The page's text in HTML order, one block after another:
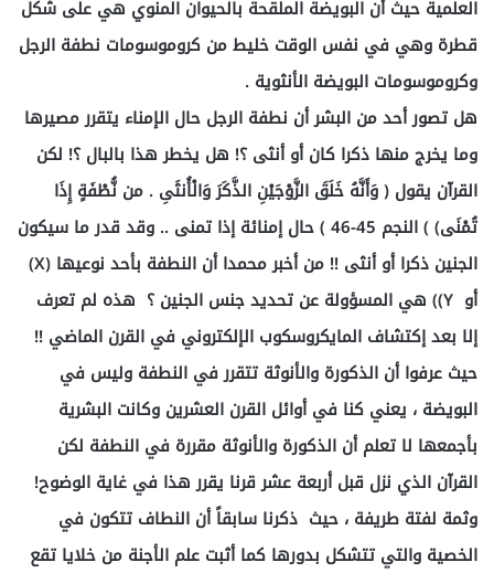
العلمية حيث أن البويضة الملقحة بالحيوان المنوي هي على شكل
قطرة وهي في نفس الوقت خليط من كروموسومات نطفة الرجل
وكروموسومات البويضة الأنثوية .
هل تصور أحد من البشر أن نطفة الرجل حال الإمناء يتقرر مصيرها
وما يخرج منها ذكرا كان أو أنثى ؟! هل يخطر هذا بالبال ؟! لكن
القرآن يقول ( وَأَنَّهُ خَلَقَ الزَّوْجَيْنِ الذَّكَرَ وَالْأُنثَىِ . من نُّطْفَةٍ إِذَا
تُمْنَى) ) النجم 45-46 ) حال إمنائة إذا تمنى .. وقد قدر ما سيكون
الجنين ذكرا أو أنثى !! من أخبر محمدا أن النطفة بأحد نوعيها (X)
أو Y)) هي المسؤولة عن تحديد جنس الجنين ؟ هذه لم تعرف
إلا بعد إكتشاف المايكروسكوب الإلكتروني في القرن الماضي !!
حيث عرفوا أن الذكورة والأنوثة تتقرر في النطفة وليس في
البويضة ، يعني كنا في أوائل القرن العشرين وكانت البشرية
بأجمعها لا تعلم أن الذكورة والأنوثة مقررة في النطفة لكن
القرآن الذي نزل قبل أربعة عشر قرنا يقرر هذا في غاية الوضوح!
وثمة لفتة طريفة ، حيث ذكرنا سابقاً أن النطاف تتكون في
الخصية والتي تتشكل بدورها كما أثبت علم الأجنة من خلايا تقع